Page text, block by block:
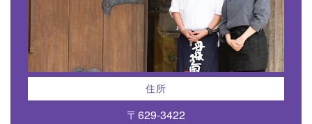
住所
〒629-3422